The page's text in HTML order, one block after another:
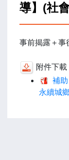
導】(社
事前揭露＋事
附件下載
補
永續城